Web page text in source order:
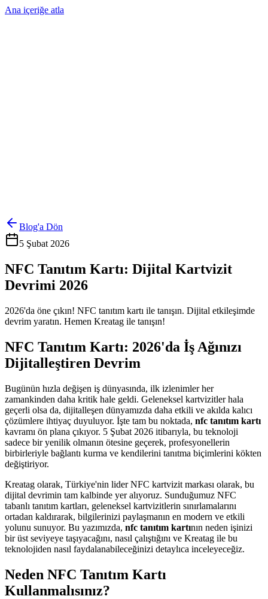
Ana içeriğe atla
Blog'a Dön
5 Şubat 2026
NFC Tanıtım Kartı: Dijital Kartvizit
Devrimi 2026
2026'da öne çıkın! NFC tanıtım kartı ile tanışın. Dijital etkileşimde
devrim yaratın. Hemen Kreatag ile tanışın!
NFC Tanıtım Kartı: 2026'da İş Ağınızı
Dijitalleştiren Devrim
Bugünün hızla değişen iş dünyasında, ilk izlenimler her
zamankinden daha kritik hale geldi. Geleneksel kartvizitler hala
geçerli olsa da, dijitalleşen dünyamızda daha etkili ve akılda kalıcı
çözümlere ihtiyaç duyuluyor. İşte tam bu noktada, nfc tanıtım kartı
kavramı ön plana çıkıyor. 5 Şubat 2026 itibarıyla, bu teknoloji
sadece bir yenilik olmanın ötesine geçerek, profesyonellerin
birbirleriyle bağlantı kurma ve kendilerini tanıtma biçimlerini kökten
değiştiriyor.
Kreatag olarak, Türkiye'nin lider NFC kartvizit markası olarak, bu
dijital devrimin tam kalbinde yer alıyoruz. Sunduğumuz NFC
tabanlı tanıtım kartları, geleneksel kartvizitlerin sınırlamalarını
ortadan kaldırarak, bilgilerinizi paylaşmanın en modern ve etkili
yolunu sunuyor. Bu yazımızda, nfc tanıtım kartının neden işinizi
bir üst seviyeye taşıyacağını, nasıl çalıştığını ve Kreatag ile bu
teknolojiden nasıl faydalanabileceğinizi detaylıca inceleyeceğiz.
Neden NFC Tanıtım Kartı
Kullanmalısınız?